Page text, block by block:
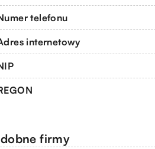
telefonu
internetowy
firmy